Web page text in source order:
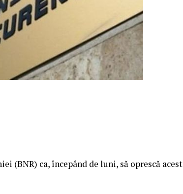
(BNR) ca, începând de luni, să oprescă acest